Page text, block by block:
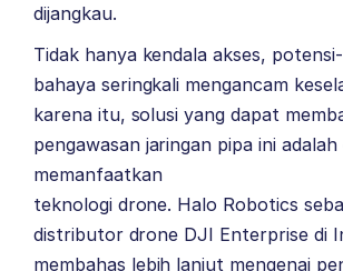
dijangkau.
Tidak hanya kendala akses,
bahaya seringkali mengancam
karena itu, solusi yang dapat
pengawasan jaringan pipa ini adalah
memanfaatkan
teknologi drone. Halo Robotics
distributor drone DJI Enterprisedi
membahas lebih lanjut mengenai